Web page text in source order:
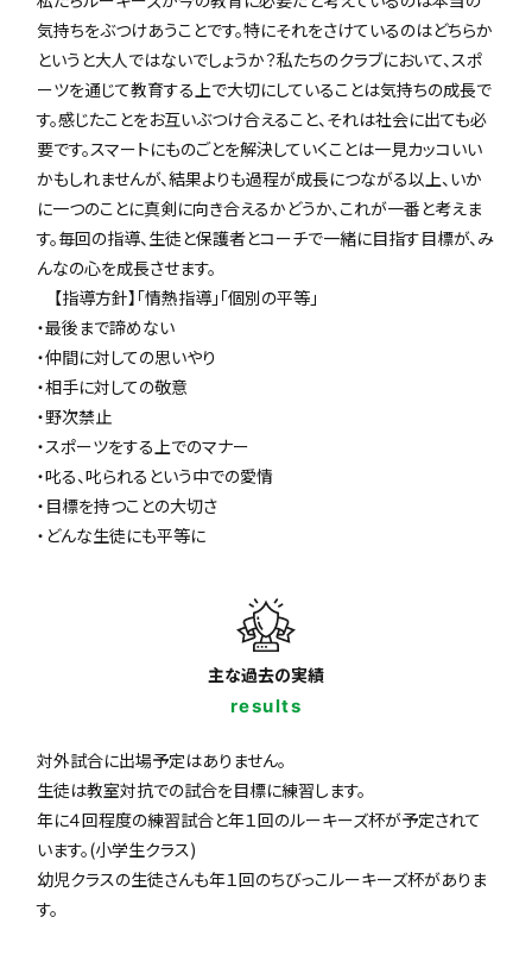
気持ちをぶつけあうことです。特にそれをさけているのはどちらか
というと大人ではないでしょうか？私たちのクラブにおいて、スポ
ーツを通じて教育する上で大切にしていることは気持ちの成長で
す。感じたことをお互いぶつけ合えること、それは社会に出ても必
要です。スマートにものごとを解決していくことは一見カッコいい
かもしれませんが、結果よりも過程が成長につながる以上、いか
に一つのことに真剣に向き合えるかどうか、これが一番と考えま
す。毎回の指導、生徒と保護者とコーチで一緒に目指す目標が、み
んなの心を成長させます。
【指導方針】「情熱指導」「個別の平等」
・最後まで諦めない
・仲間に対しての思いやり
・相手に対しての敬意
・野次禁止
・スポーツをする上でのマナー
・叱る、叱られるという中での愛情
・目標を持つことの大切さ
・どんな生徒にも平等に
主な過去の実績
results
対外試合に出場予定はありません。
生徒は教室対抗での試合を目標に練習します。
年に４回程度の練習試合と年１回のルーキーズ杯が予定されて
います。(小学生クラス)
幼児クラスの生徒さんも年１回のちびっこルーキーズ杯がありま
す。